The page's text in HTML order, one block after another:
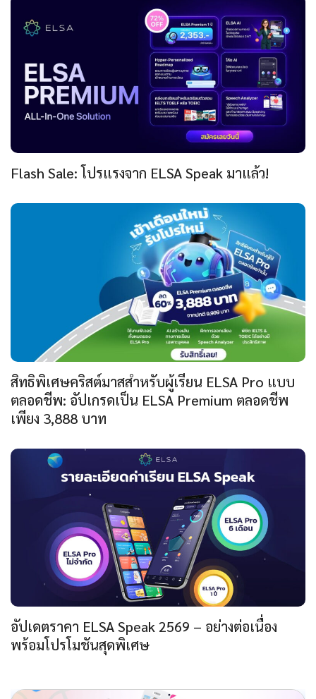
Flash Sale: โปรแรงจาก ELSA Speak มาแล้ว!
สิทธิพิเศษคริสต์มาสสำหรับผู้เรียน ELSA Pro แบบ
ตลอดชีพ: อัปเกรดเป็น ELSA Premium ตลอดชีพ
เพียง 3,888 บาท
อัปเดตราคา ELSA Speak 2569 – อย่างต่อเนื่อง
พร้อมโปรโมชันสุดพิเศษ